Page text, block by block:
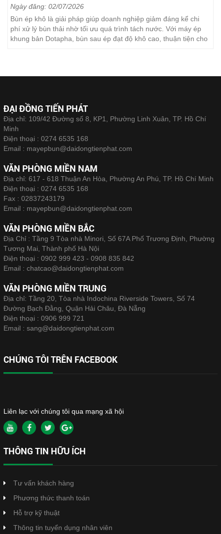
Ngày đăng: 02/07/2026
Bùn ép khô là giải pháp giúp doanh nghiệp giảm đáng kể chi
phí xử lý bùn thải nhờ tối ưu quá trình tách nước. Với máy ép
khung bản Dotapha, bùn sau ép đạt độ khô cao, thuận tiện cho
ĐẠI ĐỒNG TIẾN PHÁT
Địa chỉ: 109/42 Đường số 8, KP1, Phường Linh Xuân, TP. Hồ Chí
Minh
Điện thoại : 0274 6535 168
Email : mayepbun@daidongtienphat.com
VĂN PHÒNG MIỀN NAM
Địa chỉ: 617 - 618 Thuận An Hòa, Phường An Phú, TP. Hồ Chí Minh
Điện thoại : 0274 6535 168
Fax : 02837243179
Email : mayepbun@daidongtienphat.com
VĂN PHÒNG MIỀN BẮC
Địa Chỉ : Tầng 9 Tòa nhà Minori, Số 67A Phố Trương Định, Phường
Tương Mai, Thành phố Hà Nội
Điện thoại : 0902 999 423 - 0908 835 842
Email : chatcao@daidongtienphat.com
VĂN PHÒNG MIỀN TRUNG
Địa chỉ: Tầng 20, Tòa nhà Indochina Riverside Towers, Số 74
Đường Bạch Đằng, Quận Hải Châu, Đà Nẵng
Điện thoại : 0906 999 721
Email : sang@daidongtienphat.com
CHÚNG TÔI TRÊN FACEBOOK
Liên lạc với chúng tôi qua mạng xã hội
THÔNG TIN HỮU ÍCH
Tư vấn khách hàng
Phương thức thanh toán
Hỗ trợ kỹ thuật
Thông tin tuyển dụng nhân viên